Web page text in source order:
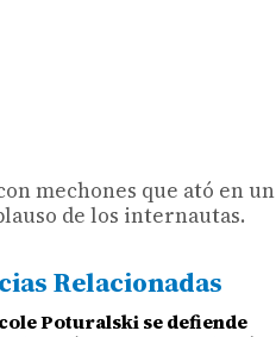
mechones que ató en un
de los internautas.
Relacionadas
Poturalski se defiende